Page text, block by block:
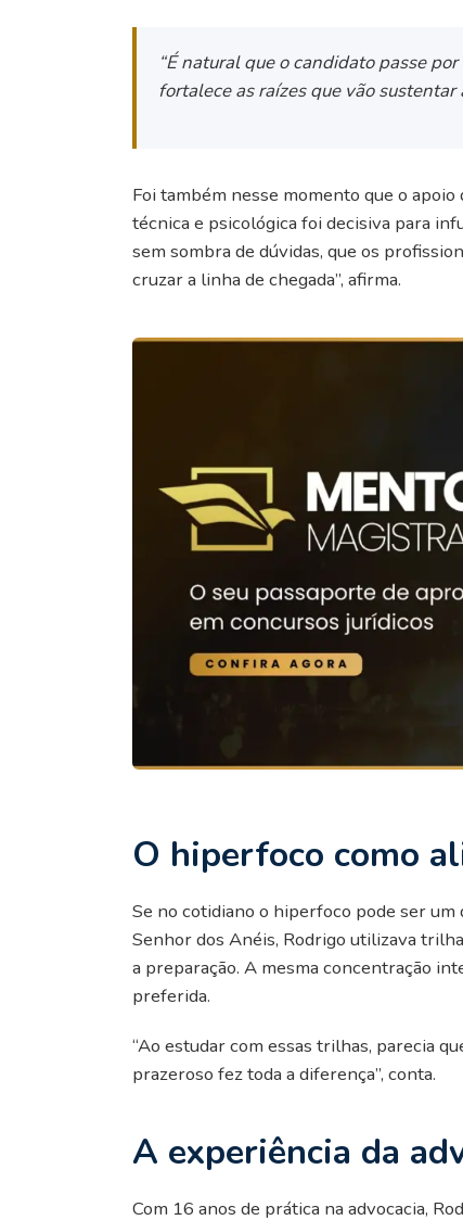
“É natural que o candidato passe
fortalece as raízes que vão
Foi também nesse momento que o
técnica e psicológica foi decisiva para
sem sombra de dúvidas, que os
cruzar a linha de chegada”, afirma.
O hiperfoco como
Se no cotidiano o hiperfoco pode ser um
Senhor dos Anéis, Rodrigo utilizava
a preparação. A mesma concentração
preferida.
“Ao estudar com essas trilhas, parecia
prazeroso fez toda a diferença”, conta.
A experiência da
Com 16 anos de prática na advocacia,